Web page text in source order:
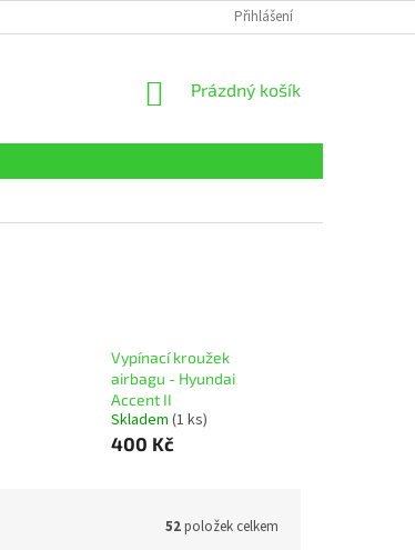
Přihlášení
NÁKUPNÍ
Prázdný košík
Vypínací kroužek
airbagu - Hyundai
Accent II
Skladem (1 ks)
400 Kč
52položek celkem